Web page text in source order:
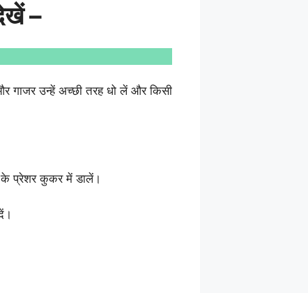
–
गाजर उन्हें अच्छी तरह धो लें और किसी
प्रेशर कुकर में डालें।